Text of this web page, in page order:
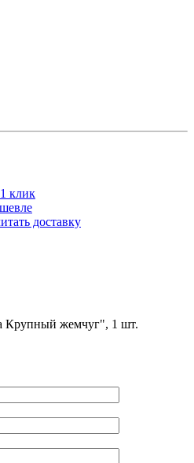
клик
доставку
Крупный жемчуг", 1 шт.